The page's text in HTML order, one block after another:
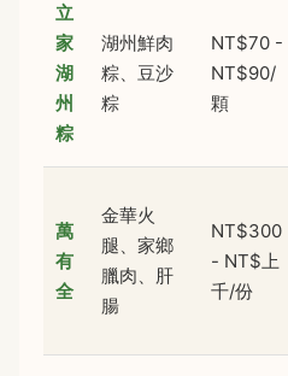
立
家
湖
州
粽
湖州鮮肉
粽、豆沙
粽
NT$70 -
NT$90/
顆
萬
有
全
金華火
腿、家鄉
臘肉、肝
腸
NT$300
- NT$上
千/份